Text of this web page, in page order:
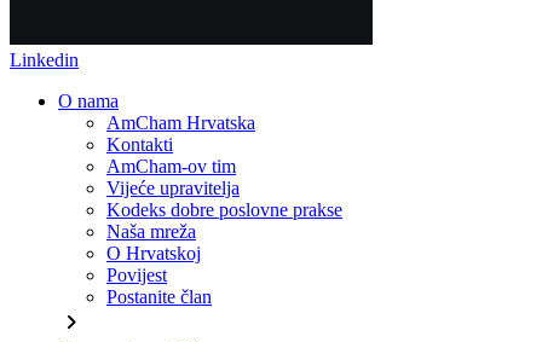
Linkedin
O nama
AmCham Hrvatska
Kontakti
AmCham-ov tim
Vijeće upravitelja
Kodeks dobre poslovne prakse
Naša mreža
O Hrvatskoj
Povijest
Postanite član
chevron_right